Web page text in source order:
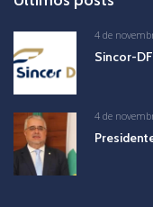
4 de
Sincor-
4 de